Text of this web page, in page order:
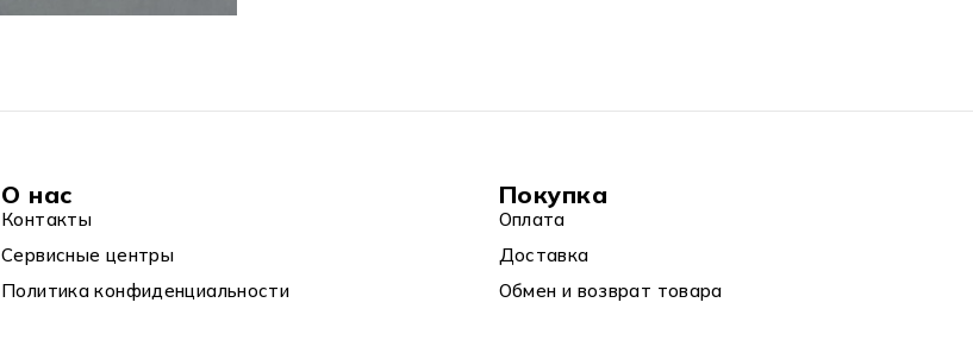
О нас
Контакты
Сервисные центры
Политика конфиденциальности
Покупка
Оплата
Доставка
Обмен и возврат товара